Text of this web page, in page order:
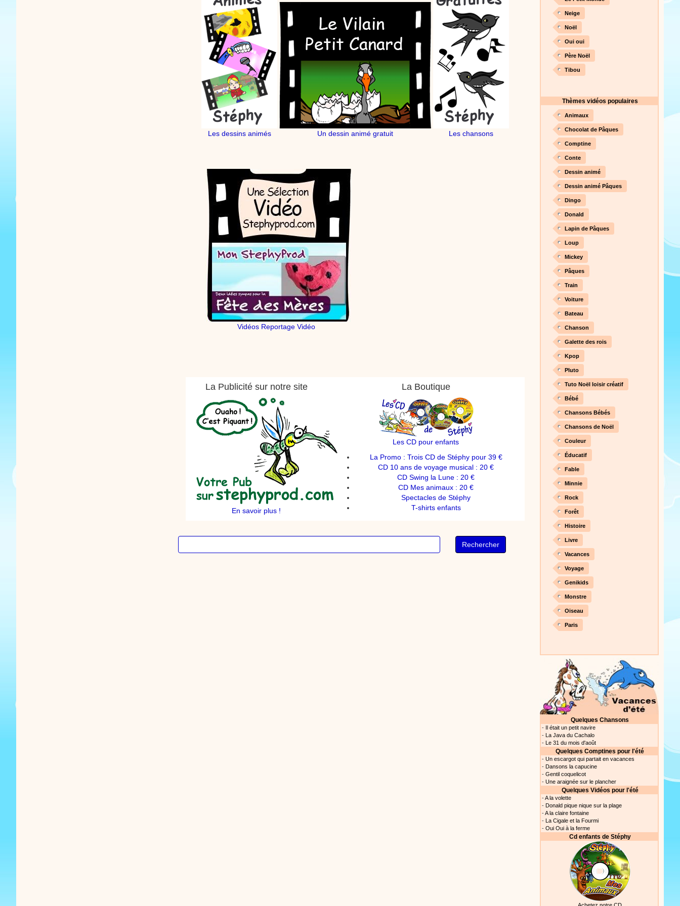
stéphyprod.
Proposer une vidéo
Les dessins animés Un dessin animé gratuit Les chansons
Vidéos Reportage Vidéo
La Publicité sur notre site
En savoir plus !
La Boutique
Les CD pour enfants
La Promo : Trois CD de Stéphy pour 39 €
CD 10 ans de voyage musical : 20 €
CD Swing la Lune : 20 €
CD Mes animaux : 20 €
Spectacles de Stéphy
T-shirts enfants
Neige
Noël
Oui oui
Père Noël
Tibou
Thèmes vidéos populaires
Animaux
Chocolat de Pâques
Comptine
Conte
Dessin animé
Dessin animé Pâques
Dingo
Donald
Lapin de Pâques
Loup
Mickey
Pâques
Train
Voiture
Bateau
Chanson
Galette des rois
Kpop
Pluto
Tuto Noël loisir créatif
Bébé
Chansons Bébés
Chansons de Noël
Couleur
Éducatif
Fable
Minnie
Rock
Forêt
Histoire
Livre
Vacances
Voyage
Genikids
Monstre
Oiseau
Paris
Quelques Chansons
- Il était un petit navire
- La Java du Cachalo
- Le 31 du mois d'août
Quelques Comptines pour l'été
- Un escargot qui partait en vacances
- Dansons la capucine
- Gentil coquelicot
- Une araignée sur le plancher
Quelques Vidéos pour l'été
-A la volette
- Donald pique nique sur la plage
-A la claire fontaine
- La Cigale et la Fourmi
- Oui Oui à la ferme
Cd enfants de Stéphy